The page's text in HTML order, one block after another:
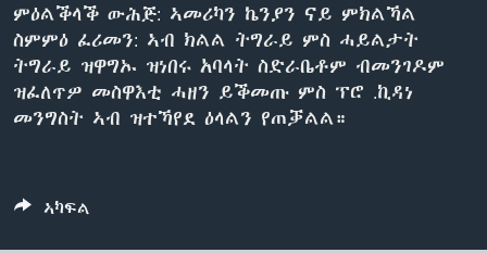
ምዕልቕላቕ ውሕጅ: ኣመሪካን ኬንያን ናይ ምክልኻል
ስምምዕ ፈሪመን: ኣብ ክልል ትግራይ ምስ ሓይልታት
ትግራይ ዝዋግኡ ዝነበሩ አባላት ስድራቤቶም ብመንገዶም
ዝፈለጥዎ መስዋእቲ ሓዘን ይቕመጡ ምስ ፕሮ .ኪዳነ
መንግስት ኣብ ዝተኻየደ ዕላልን የጠቓልል።
ኣካፍል